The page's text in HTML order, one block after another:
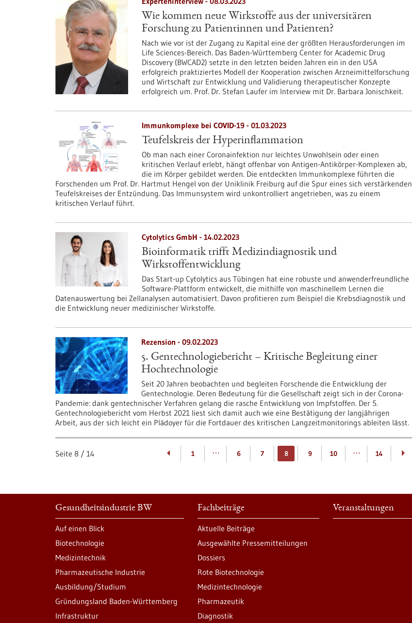
Wie kommen neue Wirkstoffe aus der universitären
Forschung zu Patientinnen und Patienten?
Nach wie vor ist der Zugang zu Kapital eine der größten Herausforderungen im
Life Sciences-Bereich. Das Baden-Württemberg Center for Academic Drug
Discovery (BWCAD2) setzte in den letzten beiden Jahren ein in den USA
erfolgreich praktiziertes Modell der Kooperation zwischen Arzneimittelforschung
und Wirtschaft zur Entwicklung und Validierung therapeutischer Konzepte
erfolgreich um. Prof. Dr. Stefan Laufer im Interview mit Dr. Barbara Jonischkeit.
Immunkomplexe bei COVID-19 - 01.03.2023
Teufelskreis der Hyperinflammation
Ob man nach einer Coronainfektion nur leichtes Unwohlsein oder einen
kritischen Verlauf erlebt, hängt offenbar von Antigen-Antikörper-Komplexen ab,
die im Körper gebildet werden. Die entdeckten Immunkomplexe führten die
Forschenden um Prof. Dr. Hartmut Hengel von der Uniklinik Freiburg auf die Spur eines sich verstärkenden
Teufelskreises der Entzündung. Das Immunsystem wird unkontrolliert angetrieben, was zu einem
kritischen Verlauf führt.
Cytolytics GmbH - 14.02.2023
Bioinformatik trifft Medizindiagnostik und
Wirkstoffentwicklung
Das Start-up Cytolytics aus Tübingen hat eine robuste und anwenderfreundliche
Software-Plattform entwickelt, die mithilfe von maschinellem Lernen die
Datenauswertung bei Zellanalysen automatisiert. Davon profitieren zum Beispiel die Krebsdiagnostik und
die Entwicklung neuer medizinischer Wirkstoffe.
Rezension - 09.02.2023
5. Gentechnologiebericht – Kritische Begleitung einer
Hochtechnologie
Seit 20 Jahren beobachten und begleiten Forschende die Entwicklung der
Gentechnologie. Deren Bedeutung für die Gesellschaft zeigt sich in der Corona-
Pandemie: dank gentechnischer Verfahren gelang die rasche Entwicklung von Impfstoffen. Der 5.
Gentechnologiebericht vom Herbst 2021 liest sich damit auch wie eine Bestätigung der langjährigen
Arbeit, aus der sich leicht ein Plädoyer für die Fortdauer des kritischen Langzeitmonitorings ableiten lässt.
Seite 8 / 14 1 … 6 7 8 9 10 … 14
Gesundheitsindustrie BW
Auf einen Blick
Biotechnologie
Medizintechnik
Pharmazeutische Industrie
Ausbildung/Studium
Gründungsland Baden-Württemberg
Infrastruktur
Fachbeiträge
Aktuelle Beiträge
Ausgewählte Pressemitteilungen
Dossiers
Rote Biotechnologie
Medizintechnologie
Pharmazeutik
Diagnostik
Veranstaltungen